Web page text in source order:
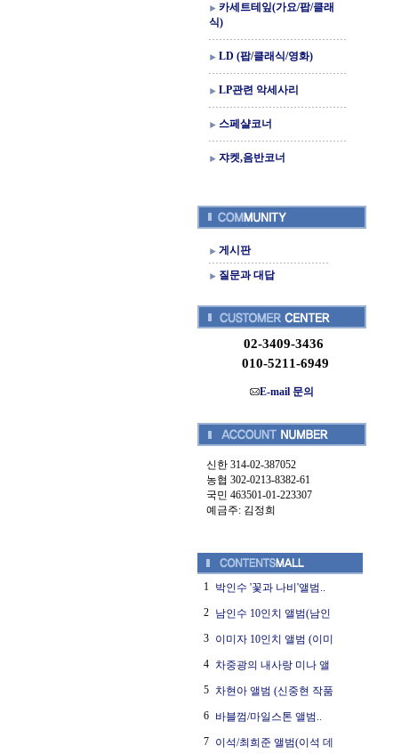
카세트테잎(가요/팝/클래
식)
LD (팝/클래식/영화)
LP관련 악세사리
스페샬코너
쟈켓,음반코너
게시판
질문과 대답
02-3409-3436
010-5211-6949
E-mail 문의
신한 314-02-387052
농협 302-0213-8382-61
국민 463501-01-223307
예금주: 김정희
1 박인수 '꽃과 나비'앨범..
2 남인수 10인치 앨범(남인
3 이미자 10인치 앨범 (이미
4 차중광의 내사랑 미나 앨
5 차현아 앨범 (신중현 작품
6 바블껌/마일스톤 앨범..
7 이석/최희준 앨범(이석 데